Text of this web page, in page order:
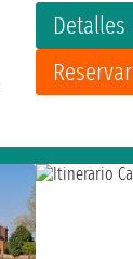
Detalles
Reservar